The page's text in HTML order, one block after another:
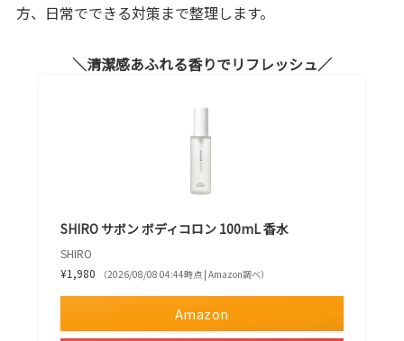
方、日常でできる対策まで整理します。
清潔感あふれる香りでリフレッシュ
SHIRO サボン ボディコロン 100mL 香水
SHIRO
¥1,980
（2026/08/08 04:44時点 | Amazon調べ）
Amazon